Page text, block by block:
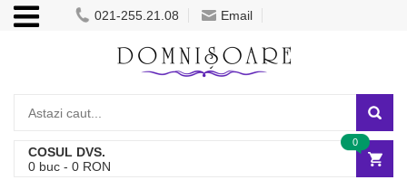
021-255.21.08 Email
COSUL DVS.
0 buc - 0 RON
0